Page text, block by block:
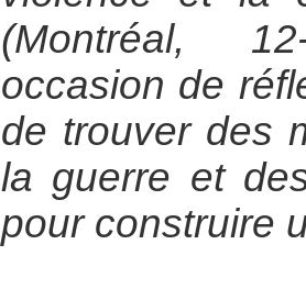
(Montréal,
occasion de
de trouver des
la guerre et
pour construire